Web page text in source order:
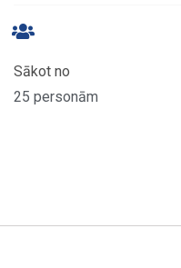
Sākot no
25 personām